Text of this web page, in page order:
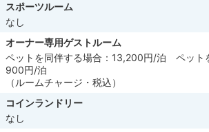
スポーツルーム
なし
オーナー専用ゲストルーム
ペットを同伴する場合：13,200円/泊 ペット
900円/泊
（ルームチャージ・税込）
コインランドリー
なし